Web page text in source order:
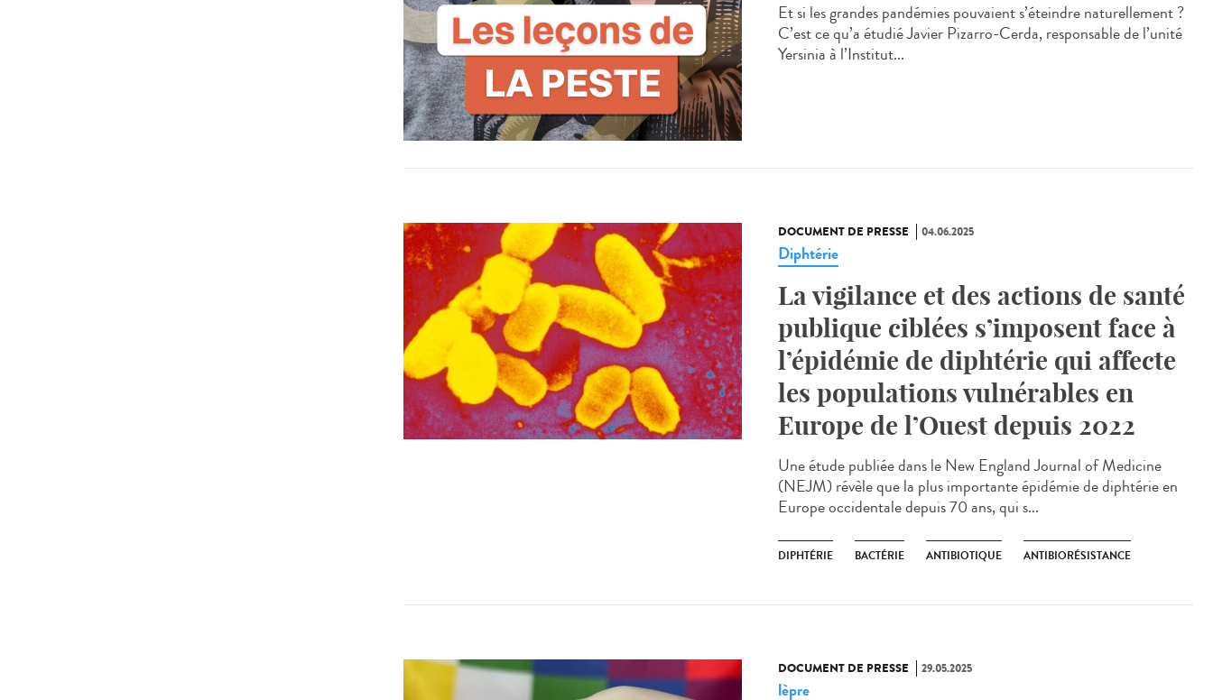
Et si les grandes pandémies pouvaient s’éteindre naturellement ?
C’est ce qu’a étudié Javier Pizarro-Cerda, responsable de l’unité
Yersinia à l’Institut...
DOCUMENT DE PRESSE 04.06.2025
Diphtérie
La vigilance et des actions de santé
publique ciblées s’imposent face à
l’épidémie de diphtérie qui affecte
les populations vulnérables en
Europe de l’Ouest depuis 2022
Une étude publiée dans le New England Journal of Medicine
(NEJM) révèle que la plus importante épidémie de diphtérie en
Europe occidentale depuis 70 ans, qui s...
DIPHTÉRIE BACTÉRIE ANTIBIOTIQUE ANTIBIORÉSISTANCE
DOCUMENT DE PRESSE 29.05.2025
lèpre